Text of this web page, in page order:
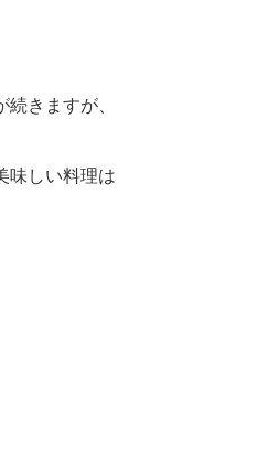
きますが、
味しい料理は